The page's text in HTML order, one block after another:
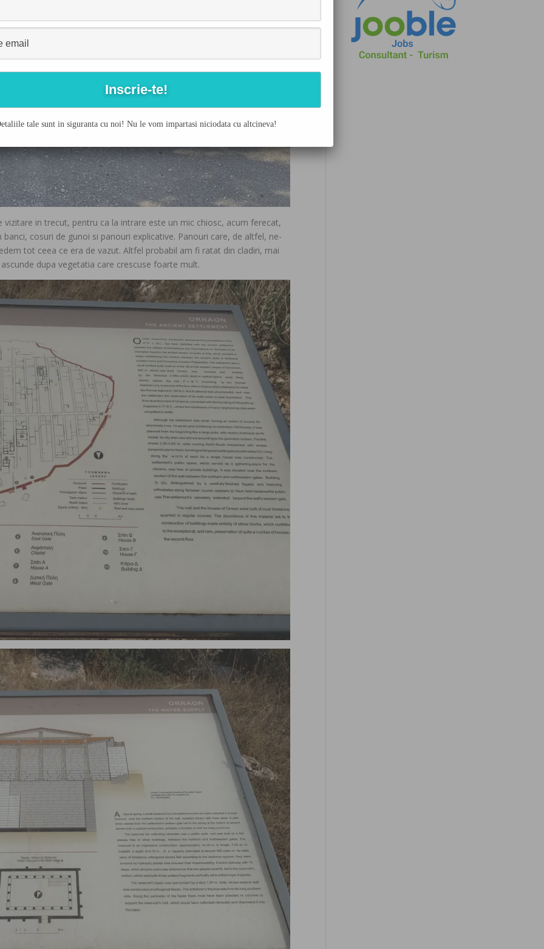
in trecut, pentru ca la intrare este un mic chiosc, acum ferecat,
cosuri de gunoi si panouri explicative. Panouri care, de altfel, ne-
tot ceea ce era de vazut. Altfel probabil am fi ratat din cladiri, mai
dupa vegetatia care crescuse foarte mult.
tale sunt in siguranta cu noi! Nu le vom impartasi niciodata cu altcineva!